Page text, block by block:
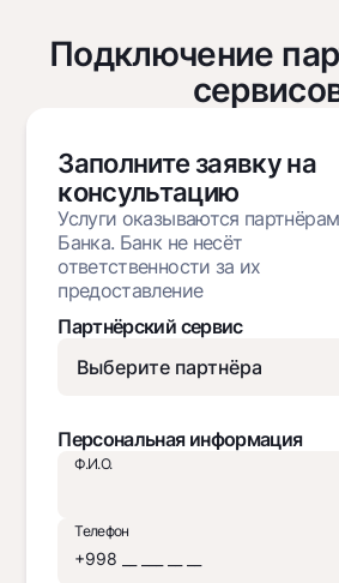
Подключение
Заполните заявку на
консультацию
Услуги оказываются
Банка. Банк не несёт
ответственности за их
предоставление
Партнёрский сервис
Персональная информация
Ф.И.О.
Телефон